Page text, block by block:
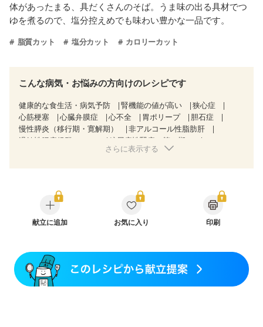
体があったまる、具だくさんのそば。うま味の出る具材でつ
ゆを煮るので、塩分控えめでも味わい豊かな一品です。
脂質カット 塩分カット カロリーカット
こんな病気・お悩みの方向けのレシピです
健康的な食生活・病気予防 腎機能の値が高い
狭心症
心筋梗塞
心臓弁膜症 心不全 胃ポリープ
胆石症
慢性膵炎（移行期・寛解期）
非アルコール性脂肪肝
過敏性腸症候群（IBS）
糖尿病性腎症（第３期）
CKD（ステージ２）
味の感じ方が変わった
妊娠中(初期)
妊婦健診・体重増加が気になる（初期）
妊婦健診・血圧が気になる（初期）
産後（ミルク）
乾癬
フレイル（年齢に合わせた体作り） 更年期
さらに表示する
献立に追加 お気に入り 印刷